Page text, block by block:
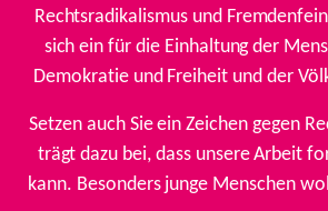
Rechtsradikalismus und
sich ein für die Einhaltung der
Demokratie und Freiheit und der
Setzen auch Sie ein Zeichen gegen
trägt dazu bei, dass unsere Arbeit
kann. Besonders junge Menschen